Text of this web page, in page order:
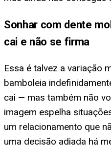
Sonhar com dente
cai e não se firma
Essa é talvez a variação
bamboleia
cai — mas também não
imagem espelha
um relacionamento que
uma decisão adiada há